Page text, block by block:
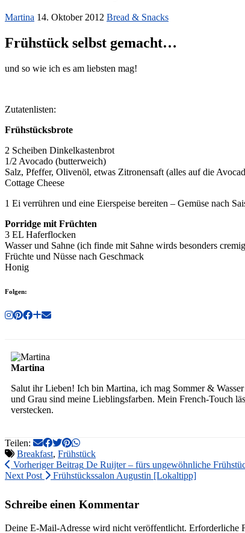
Martina 14. Oktober 2012 Bread & Snacks
Frühstück selbst gemacht…
und so wie ich es am liebsten mag!
Zutatenlisten:
Frühstücksbrote
2 Scheiben Dinkelkastenbrot
1/2 Avocado (butterweich)
Salz, Pfeffer, Olivenöl, etwas Zitronensaft (alles auf die
Cottage Cheese
1 Ei verrühren und eine Eierspeise bereiten – Gemüse nach
Porridge mit Früchten
3 EL Haferflocken
Wasser und Sahne (ich finde mit Sahne wirds besonders
Früchte und Nüsse nach Geschmack
Honig
Folgen:
Martina
Salut ihr Lieben! Ich bin Martina, ich mag Sommer &
und Grau sind meine Lieblingsfarben. Mein French-Touch
verstecken.
Teilen:
Breakfast, Frühstück
Vorheriger Beitrag De Ruijter – fürs ungewöhnliche
Next Post
Frühstückssalon Augustin [Lokaltipp]
Schreibe einen Kommentar
Deine E-Mail-Adresse wird nicht veröffentlicht. Erforderliche